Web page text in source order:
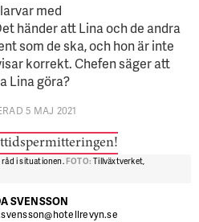
med
händer att Lina och de andra
som de ska, och hon är inte
korrekt. Chefen säger att
Lina göra?
5 MAJ 2021
råd i situationen.FOTO: Tillväxtverket,
SVENSSON